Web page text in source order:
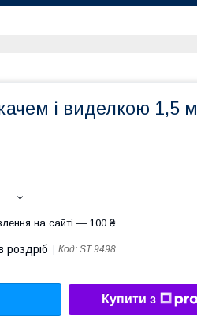
і виделкою 1,5 м
на сайті — 100 ₴
роздріб Код: ST 9498
Купити з